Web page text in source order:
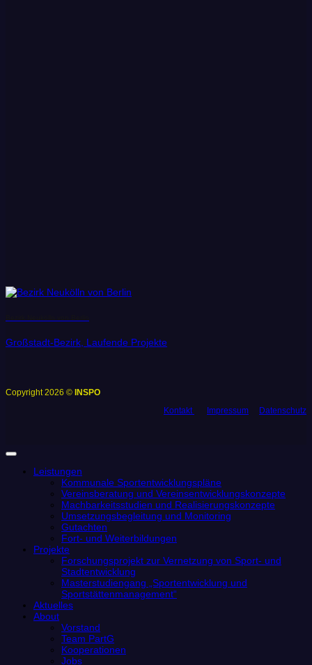
Großstadt-Bezirk, Laufende Projekte
Copyright 2026 © INSPO
Kontakt
Impressum Datenschutz
Leistungen
Kommunale Sportentwicklungspläne
Vereinsberatung und Vereinsentwicklungskonzepte
Machbarkeitsstudien und Realisierungskonzepte
Umsetzungsbegleitung und Monitoring
Gutachten
Fort- und Weiterbildungen
Projekte
Forschungsprojekt zur Vernetzung von Sport- und
Stadtentwicklung
Masterstudiengang „Sportentwicklung und
Sportstättenmanagement“
Aktuelles
About
Vorstand
Team PartG
Kooperationen
Jobs